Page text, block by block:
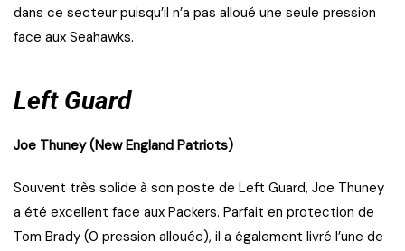
dans ce secteur puisqu’il n’a pas alloué une seule pression
face aux Seahawks.
Left Guard
Joe Thuney (New England Patriots)
Souvent très solide à son poste de Left Guard, Joe Thuney
a été excellent face aux Packers. Parfait en protection de
Tom Brady (0 pression allouée), il a également livré l’une de